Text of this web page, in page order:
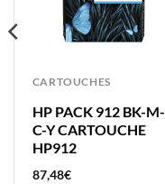
CARTOUCHES
HP PACK 912 BK-M-
C-Y CARTOUCHE
HP912
87,48€